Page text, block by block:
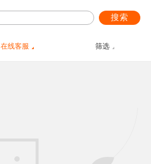
搜索
在线客服 筛选